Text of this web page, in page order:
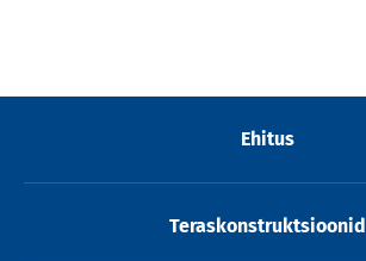
Ehitus
Teraskonstruktsioonid